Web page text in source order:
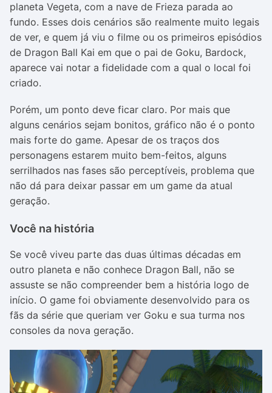
planeta Vegeta, com a nave de Frieza parada ao
fundo. Esses dois cenários são realmente muito legais
de ver, e quem já viu o filme ou os primeiros episódios
de Dragon Ball Kai em que o pai de Goku, Bardock,
aparece vai notar a fidelidade com a qual o local foi
criado.
Porém, um ponto deve ficar claro. Por mais que
alguns cenários sejam bonitos, gráfico não é o ponto
mais forte do game. Apesar de os traços dos
personagens estarem muito bem-feitos, alguns
serrilhados nas fases são perceptíveis, problema que
não dá para deixar passar em um game da atual
geração.
Você na história
Se você viveu parte das duas últimas décadas em
outro planeta e não conhece Dragon Ball, não se
assuste se não compreender bem a história logo de
início. O game foi obviamente desenvolvido para os
fãs da série que queriam ver Goku e sua turma nos
consoles da nova geração.